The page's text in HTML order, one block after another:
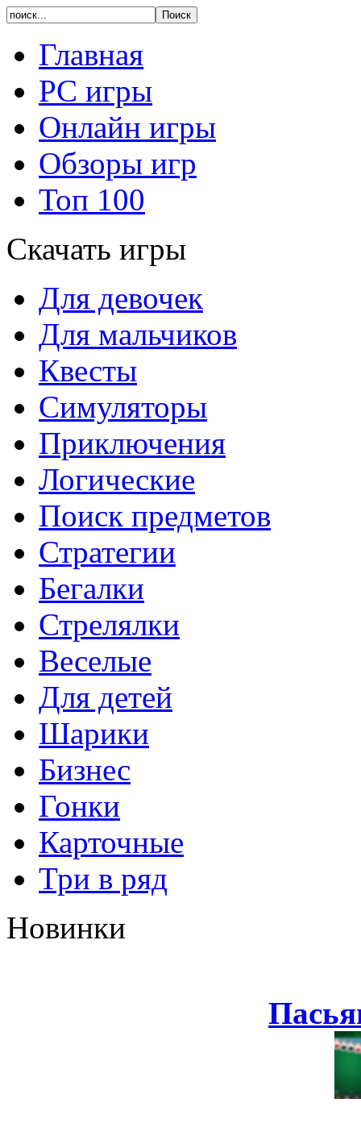
Главная
PC игры
Онлайн игры
Обзоры игр
Топ 100
Скачать игры
Для девочек
Для мальчиков
Квесты
Симуляторы
Приключения
Логические
Поиск предметов
Стратегии
Бегалки
Стрелялки
Веселые
Для детей
Шарики
Бизнес
Гонки
Карточные
Три в ряд
Новинки